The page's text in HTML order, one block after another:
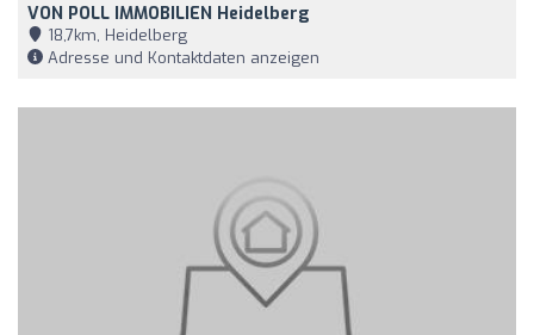
VON POLL IMMOBILIEN Heidelberg
18,7km, Heidelberg
Adresse und Kontaktdaten anzeigen